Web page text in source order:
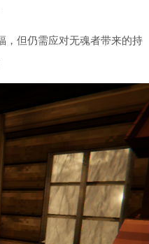
，但仍需应对无魂者带来的持